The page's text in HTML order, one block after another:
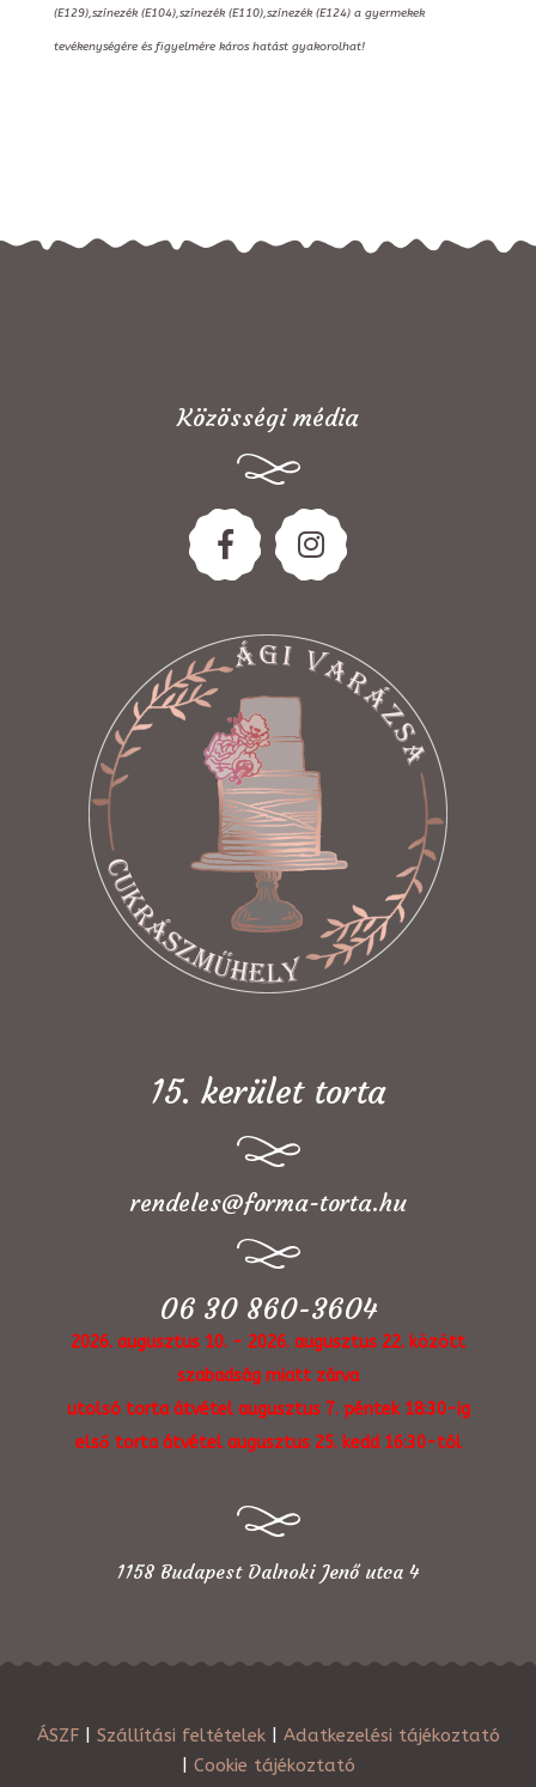
(E129),színezék (E104),színezék (E110),színezék (E124) a gyermekek
tevékenységére és figyelmére káros hatást gyakorolhat!
Közösségi média
15. kerület torta
rendeles@forma-torta.hu
06 30 860-3604
2026. augusztus 10. - 2026. augusztus 22. között
szabadság miatt zárva
utolsó torta átvétel augusztus 7. péntek 18:30-ig
első torta átvétel augusztus 25. kedd 16:30-tól
1158 Budapest Dalnoki Jenő utca 4
ÁSZF| Szállítási feltételek| Adatkezelési tájékoztató
Cookie tájékoztató